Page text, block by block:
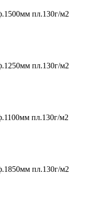
пл.130г/м2
пл.130г/м2
пл.130г/м2
пл.130г/м2